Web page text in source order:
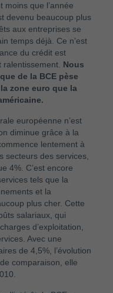
moins que l’année
devenu beaucoup plus
aux entreprises se
temps déjà. Ce n’est
du crédit est
Nous
de la BCE pèse
zone euro que la
européenne n’est
diminue grâce à la
lentement à
secteurs des services,
4%. C’est encore
tels que la
et la
plus cher. Cette
salariaux, qui
d’exploitation,
Avec une
de 4,5%, l’évolution
comparaison, elle